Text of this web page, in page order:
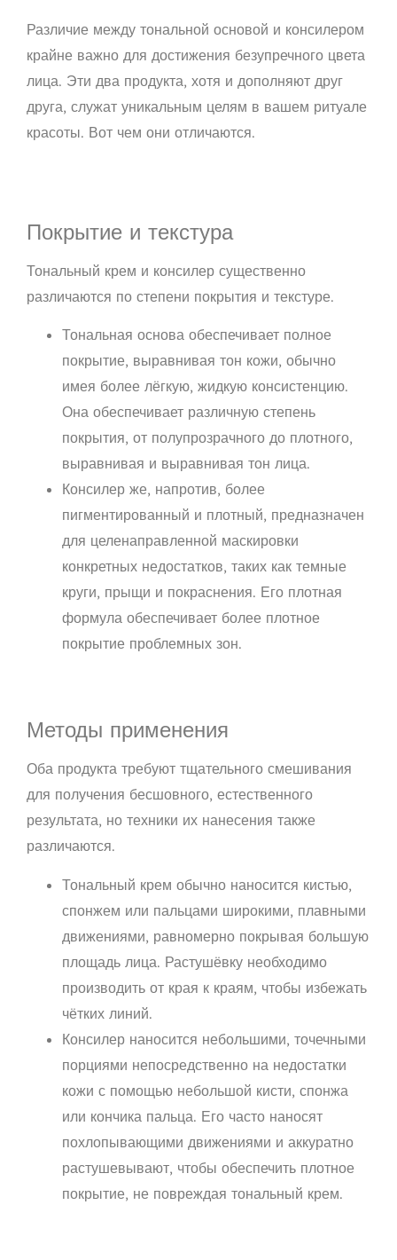
Различие между тональной основой и консилером
крайне важно для достижения безупречного цвета
лица. Эти два продукта, хотя и дополняют друг
друга, служат уникальным целям в вашем ритуале
красоты. Вот чем они отличаются.
Покрытие и текстура
Тональный крем и консилер существенно
различаются по степени покрытия и текстуре.
Тональная основа обеспечивает полное
покрытие, выравнивая тон кожи, обычно
имея более лёгкую, жидкую консистенцию.
Она обеспечивает различную степень
покрытия, от полупрозрачного до плотного,
выравнивая и выравнивая тон лица.
Консилер же, напротив, более
пигментированный и плотный, предназначен
для целенаправленной маскировки
конкретных недостатков, таких как темные
круги, прыщи и покраснения. Его плотная
формула обеспечивает более плотное
покрытие проблемных зон.
Методы применения
Оба продукта требуют тщательного смешивания
для получения бесшовного, естественного
результата, но техники их нанесения также
различаются.
Тональный крем обычно наносится кистью,
спонжем или пальцами широкими, плавными
движениями, равномерно покрывая большую
площадь лица. Растушёвку необходимо
производить от края к краям, чтобы избежать
чётких линий.
Консилер наносится небольшими, точечными
порциями непосредственно на недостатки
кожи с помощью небольшой кисти, спонжа
или кончика пальца. Его часто наносят
похлопывающими движениями и аккуратно
растушевывают, чтобы обеспечить плотное
покрытие, не повреждая тональный крем.